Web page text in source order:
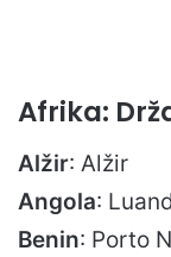
Afrika:
Alžir: Alžir
Angola:
Benin: Porto